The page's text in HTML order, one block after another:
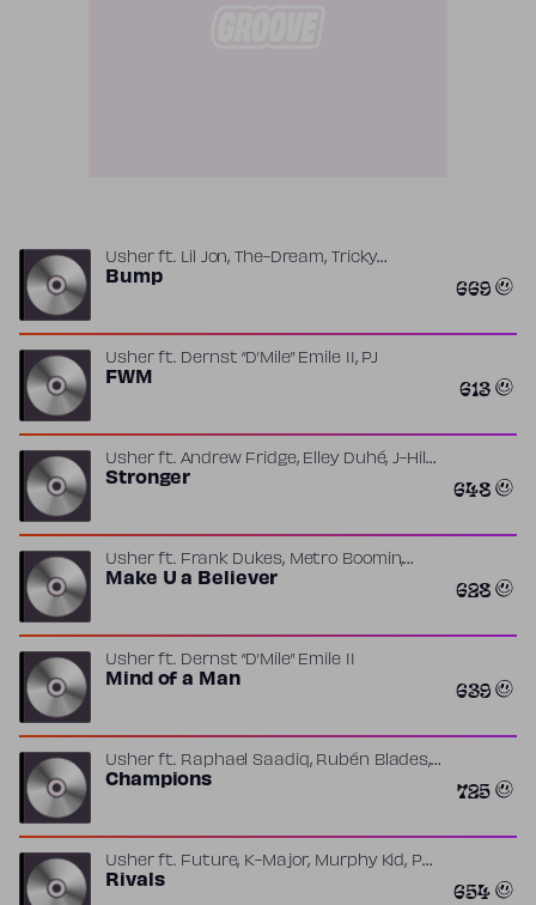
Usherft. Lil Jon, The-Dream,
Tricky
Stewart
Bump 669
Usherft. Dernst “D’Mile” Emile II , PJ
FWM 613
Usherft. Andrew Fridge, Elley Duhé,J-Hill,
Tane Runo
Stronger 648
Usherft. Frank Dukes, Metro Boomin,
Tommy Paxton-Beesley
Make U a Believer 628
Usherft. Dernst “D’Mile” Emile II
Mind of a Man 639
Usherft. Raphael Saadiq, Rubén Blades,
Taura Stinson
Champions 725
Usherft. Future, K-Major, Murphy Kid, PJ,
SAINt JHN
Rivals 654